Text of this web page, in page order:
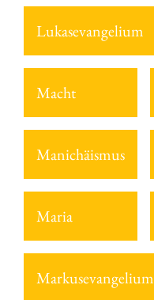
Lukasevangelium
Macht
Manichäismus
Maria
Markusevangelium